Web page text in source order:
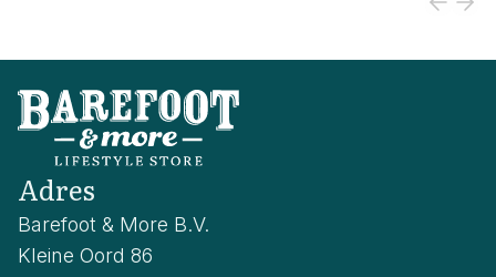
Adres
Barefoot & More B.V.
Kleine Oord 86